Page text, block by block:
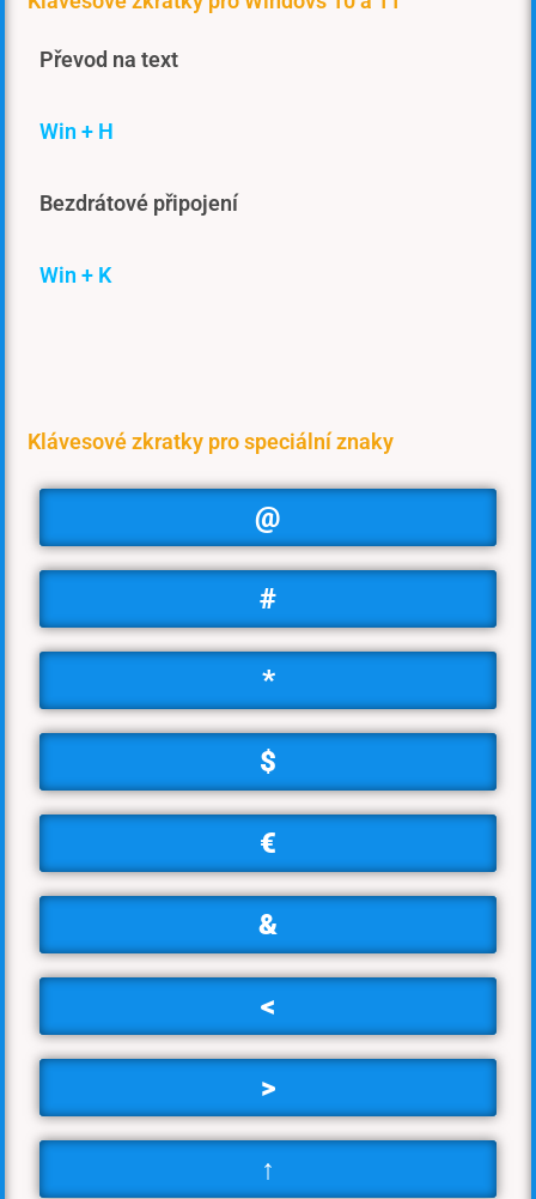
Převod na text
Win + H
Bezdrátové připojení
Win + K
Klávesové zkratky pro speciální znaky
@
#
*
$
€
&
<
>
↑